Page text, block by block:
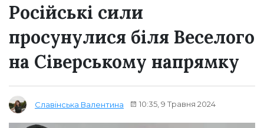
Російські сили
просунулися біля Веселого
на Сіверському напрямку
Славінська Валентина 10:35, 9 Травня 2024